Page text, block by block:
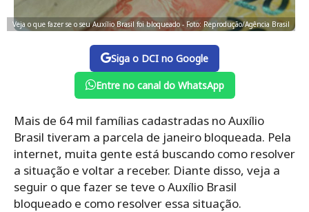
Veja o que fazer se o seu Auxílio Brasil foi bloqueado - Foto: Reprodução/Agência Brasil
Siga o DCI no Google
Entre no canal do WhatsApp
Mais de 64 mil famílias cadastradas no Auxílio
Brasil tiveram a parcela de janeiro bloqueada. Pela
internet, muita gente está buscando como resolver
a situação e voltar a receber. Diante disso, veja a
seguir o que fazer se teve o Auxílio Brasil
bloqueado e como resolver essa situação.